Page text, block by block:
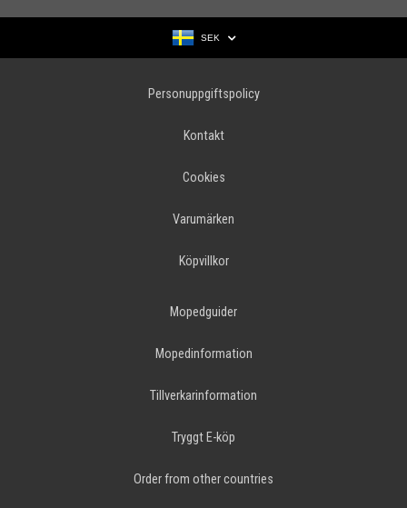
SEK
Personuppgiftspolicy
Kontakt
Cookies
Varumärken
Köpvillkor
Mopedguider
Mopedinformation
Tillverkarinformation
Tryggt E-köp
Order from other countries